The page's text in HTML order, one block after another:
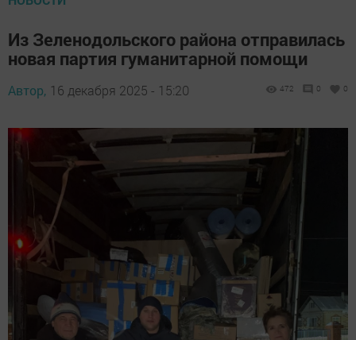
Из Зеленодольского района отправилась
новая партия гуманитарной помощи
Автор, 16 декабря 2025 - 15:20 472 0 0